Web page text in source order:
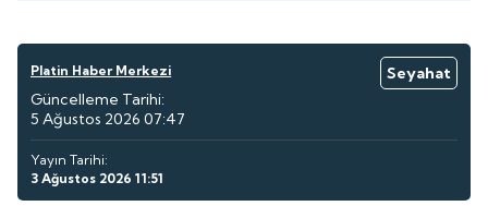
Platin Haber Merkezi
Seyahat
Güncelleme Tarihi:
5 Ağustos 2026 07:47
Yayın Tarihi:
3 Ağustos 2026 11:51